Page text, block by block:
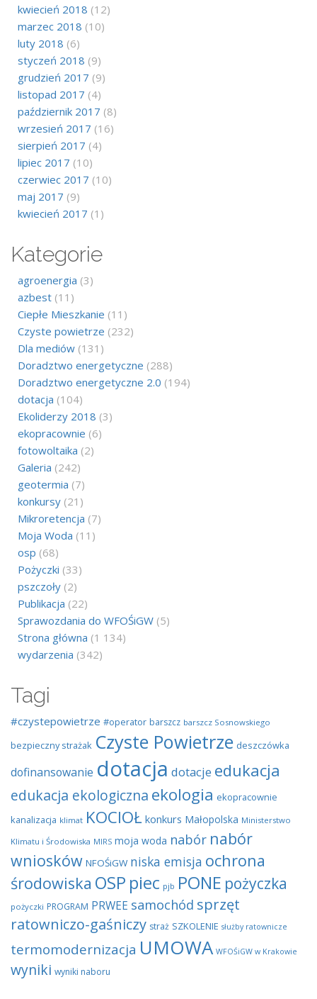
kwiecień 2018 (12)
marzec 2018 (10)
luty 2018 (6)
styczeń 2018 (9)
grudzień 2017 (9)
listopad 2017 (4)
październik 2017 (8)
wrzesień 2017 (16)
sierpień 2017 (4)
lipiec 2017 (10)
czerwiec 2017 (10)
maj 2017 (9)
kwiecień 2017 (1)
Kategorie
agroenergia (3)
azbest (11)
Ciepłe Mieszkanie (11)
Czyste powietrze (232)
Dla mediów (131)
Doradztwo energetyczne (288)
Doradztwo energetyczne 2.0 (194)
dotacja (104)
Ekoliderzy 2018 (3)
ekopracownie (6)
fotowoltaika (2)
Galeria (242)
geotermia (7)
konkursy (21)
Mikroretencja (7)
Moja Woda (11)
osp (68)
Pożyczki (33)
pszczoły (2)
Publikacja (22)
Sprawozdania do WFOŚiGW (5)
Strona główna (1 134)
wydarzenia (342)
Tagi
#czystepowietrze #operator barszcz barszcz Sosnowskiego
bezpieczny strażak Czyste Powietrze deszczówka
dofinansowanie dotacja dotacje edukacja
edukacja ekologiczna ekologia ekopracownie
kanalizacja klimat KOCIOŁ konkurs Małopolska Ministerstwo
Klimatu i Środowiska MIRS moja woda nabór nabór
wniosków NFOŚiGW niska emisja ochrona
środowiska OSP piec pjb PONE pożyczka
pożyczki PROGRAM PRWEE samochód sprzęt
ratowniczo-gaśniczy straż SZKOLENIE służby ratownicze
termomodernizacja UMOWA WFOŚiGW w Krakowie
wyniki wyniki naboru